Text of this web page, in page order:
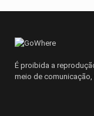
É proibida a
meio de